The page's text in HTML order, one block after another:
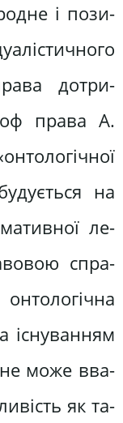
і пози­
дотри­
права А.
на
ле­
спра­
існуванням
не може вва­
як та­